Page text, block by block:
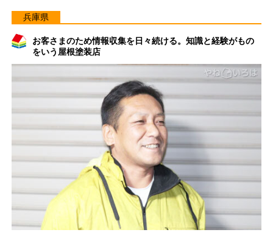
兵庫県
お客さまのため情報収集を日々続ける。知識と経験がもの
をいう屋根塗装店